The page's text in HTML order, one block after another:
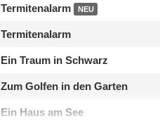
Termitenalarm NEU
Termitenalarm
Ein Traum in Schwarz
Zum Golfen in den Garten
Ein Haus am See